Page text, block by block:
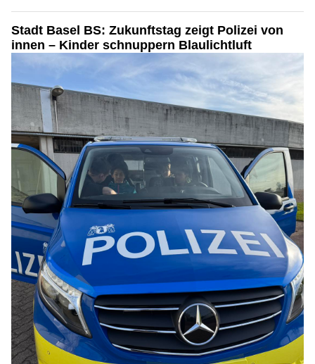
Stadt Basel BS: Zukunftstag zeigt Polizei von
innen – Kinder schnuppern Blaulichtluft